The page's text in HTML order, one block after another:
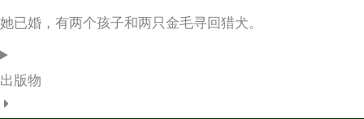
她已婚，有两个孩子和两只金毛寻回猎犬。
出版物